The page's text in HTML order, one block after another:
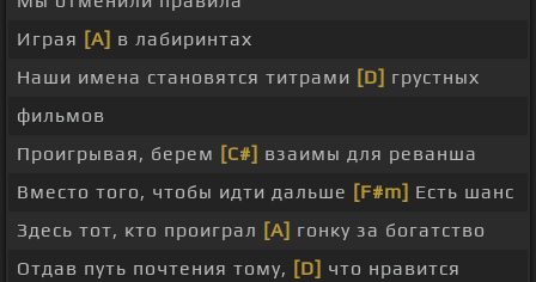
Играя [A] в лабиринтах
Наши имена становятся титрами [D] грустных
фильмов
Проигрывая, берем [C#] взаимы для реванша
Вместо того, чтобы идти дальше [F#m] Есть шанс
Здесь тот, кто проиграл [A] гонку за богатство
Отдав путь почтения тому, [D] что нравится